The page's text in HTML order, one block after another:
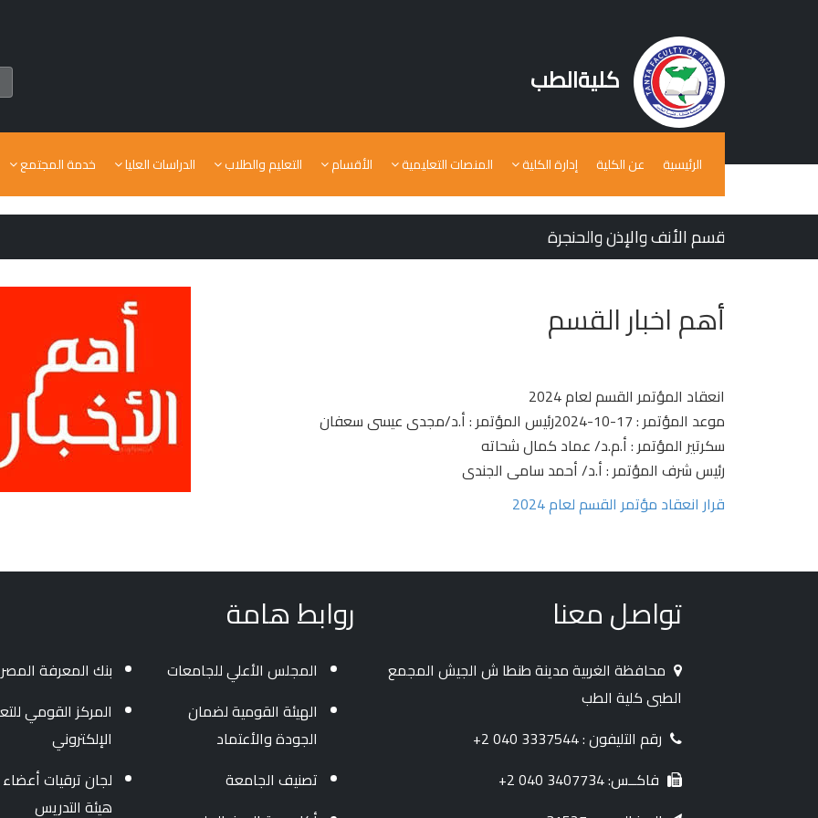
كليةالطب
الرئيسية عن الكلية إدارة الكلية المنصات التعليمية الأقسام التعليم والطلاب الدراسات العليا خدمة المجتمع
قسم الأنف والإذن والحنجرة
أهم اخبار القسم
انعقاد المؤتمر القسم لعام 2024
موعد المؤتمر : 17-10-2024رئيس المؤتمر : أ.د/مجدى عيسى سعفان
سكرتير المؤتمر : أ.م.د/ عماد كمال شحاته
رئيس شرف المؤتمر : أ.د/ أحمد سامى الجندى
قرار انعقاد مؤتمر القسم لعام 2024
تواصل معنا
محافظة الغربية مدينة طنطا ش الجيش المجمع
الطبى كلية الطب
رقم التليفون : 3337544 040 2+
فاكــس: 3407734 040 2+
روابط هامة
المجلس الأعلي للجامعات
الهيئة القومية لضمان
الجودة والأعتماد
تصنيف الجامعة
بنك المعرفة
المركز القومي
الإلكتروني
لجان ترقيات أعضاء
هيئة التدريس